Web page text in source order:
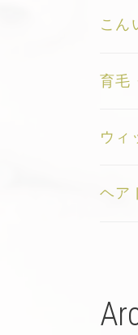
こん
育毛
ウィ
ヘア